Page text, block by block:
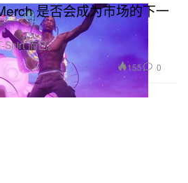
是否会成为市场的下一
Shirt 而已。
155 0